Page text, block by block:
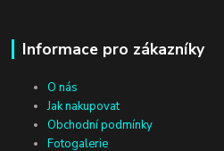
Informace pro zákazníky
O nás
Jak nakupovat
Obchodní podmínky
Fotogalerie